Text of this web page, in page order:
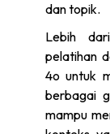
dan topik.
Lebih
pelatihan
4o untuk
berbagai
mampu